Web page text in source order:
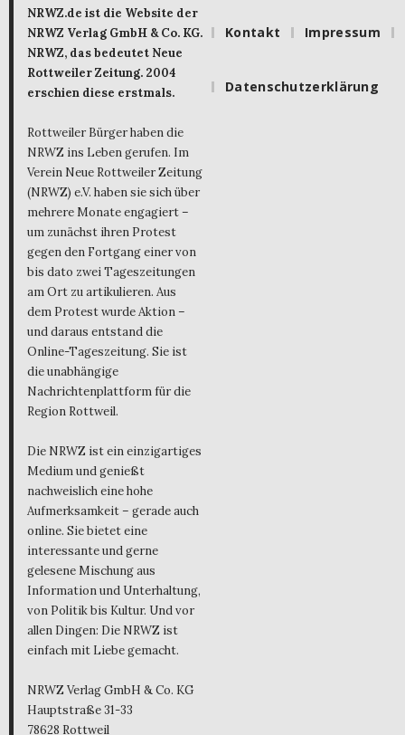
NRWZ.de ist die Website der
NRWZ Verlag GmbH & Co. KG.
NRWZ, das bedeutet Neue
Rottweiler Zeitung. 2004
erschien diese erstmals.
Rottweiler Bürger haben die
NRWZ ins Leben gerufen. Im
Verein Neue Rottweiler Zeitung
(NRWZ) e.V. haben sie sich über
mehrere Monate engagiert –
um zunächst ihren Protest
gegen den Fortgang einer von
bis dato zwei Tageszeitungen
am Ort zu artikulieren. Aus
dem Protest wurde Aktion –
und daraus entstand die
Online-Tageszeitung. Sie ist
die unabhängige
Nachrichtenplattform für die
Region Rottweil.
Die NRWZ ist ein einzigartiges
Medium und genießt
nachweislich eine hohe
Aufmerksamkeit – gerade auch
online. Sie bietet eine
interessante und gerne
gelesene Mischung aus
Information und Unterhaltung,
von Politik bis Kultur. Und vor
allen Dingen: Die NRWZ ist
einfach mit Liebe gemacht.
NRWZ Verlag GmbH & Co. KG
Hauptstraße 31-33
78628 Rottweil
Kontakt Impressum
Datenschutzerklärung